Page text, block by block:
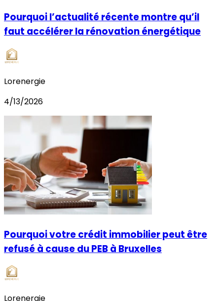
Pourquoi l’actualité récente montre qu’il
faut accélérer la rénovation énergétique
Lorenergie
4/13/2026
Pourquoi votre crédit immobilier peut être
refusé à cause du PEB à Bruxelles
Lorenergie